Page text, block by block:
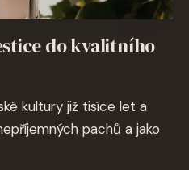
do kvalitního
kultury již tisíce let a
pachů a jako